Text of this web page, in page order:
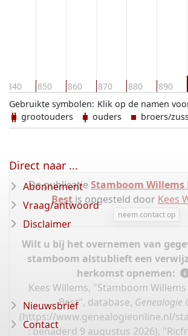
840 850 860 870 880 890
Klik op de namen
Gebruikte symbolen:
grootouders
ouders broers/
De publicatie Stamboom Willems
Bestis opgesteld door Kees
neem contact op
Wilt u bij het overnemen van
stamboom alstublieft een
herkomst opnemen:
Kees Willems, "Stamboom
Best", database, Genealogie
(https://www.genealogieonline.nl/
: benaderd 9 augustus 2026),
Direct naar ...
Abonnement
Vraag/antwoord
Disclaimer
Nieuwsbrief
Contact